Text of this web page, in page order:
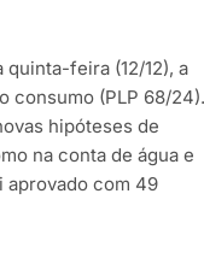
feira (12/12), a
consumo (PLP 68/
hipóteses de
na conta de água e
aprovado com 49